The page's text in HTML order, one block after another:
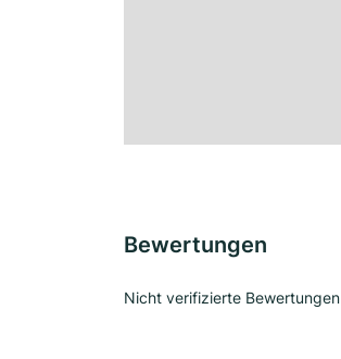
Bewertungen
Nicht verifizierte Bewertungen